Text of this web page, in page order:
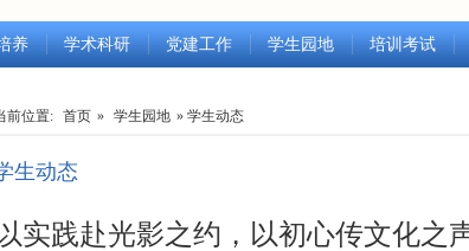
养 学术科研 党建工作 学生园地 培训考试
前位置: 首页 » 学生园地 » 学生动态
生动态
实践赴光影之约，以初心传文化之